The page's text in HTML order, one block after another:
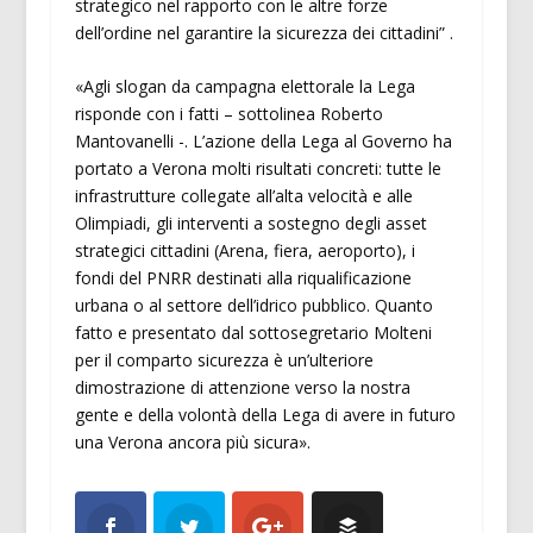
strategico nel rapporto con le altre forze
dell’ordine nel garantire la sicurezza dei cittadini” .
«Agli slogan da campagna elettorale la Lega
risponde con i fatti – sottolinea Roberto
Mantovanelli -. L’azione della Lega al Governo ha
portato a Verona molti risultati concreti: tutte le
infrastrutture collegate all’alta velocità e alle
Olimpiadi, gli interventi a sostegno degli asset
strategici cittadini (Arena, fiera, aeroporto), i
fondi del PNRR destinati alla riqualificazione
urbana o al settore dell’idrico pubblico. Quanto
fatto e presentato dal sottosegretario Molteni
per il comparto sicurezza è un’ulteriore
dimostrazione di attenzione verso la nostra
gente e della volontà della Lega di avere in futuro
una Verona ancora più sicura».